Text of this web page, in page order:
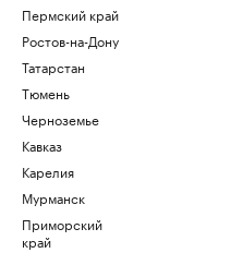
Пермский край
Ростов-на-Дону
Татарстан
Тюмень
Черноземье
Кавказ
Карелия
Мурманск
Приморский
край